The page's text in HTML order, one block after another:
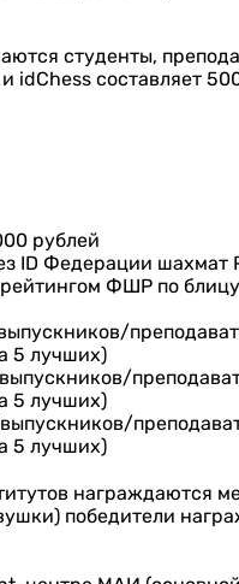
студенты,
составляет
рублей
ID Федерации шахмат
ФШР по
5 лучших)
5 лучших)
5 лучших)
награждаются
победители